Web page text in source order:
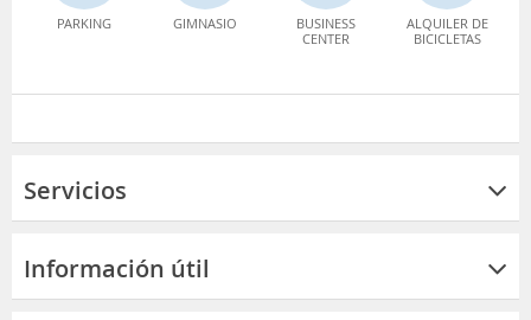
PARKING GIMNASIO
BUSINESS
CENTER
ALQUILER DE
BICICLETAS
Servicios
Información útil